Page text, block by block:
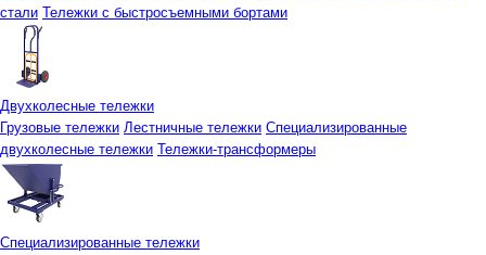
стали Тележки с быстросъемными бортами
Двухколесные тележки
Грузовые тележки Лестничные тележки Специализированные
двухколесные тележки Тележки-трансформеры
Специализированные тележки